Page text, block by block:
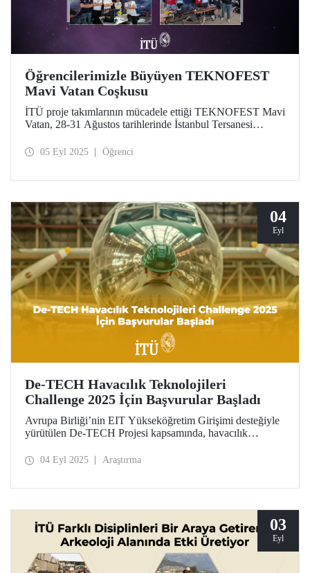
Öğrencilerimizle Büyüyen TEKNOFEST
Mavi Vatan Coşkusu
İTÜ proje takımlarının mücadele ettiği TEKNOFEST Mavi
Vatan, 28-31 Ağustos tarihlerinde İstanbul Tersanesi
Vakfı) yürütücülüğünde, Sanayi ve Teknoloji Bakanlığı ile
05 Eyl 2025 Öğrenci
04
Eyl
De-TECH Havacılık Teknolojileri
Challenge 2025 İçin Başvurular Başladı
Avrupa Birliği’nin EIT Yükseköğretim Girişimi desteğiyle
yürütülen De-TECH Projesi kapsamında, havacılık
Havacılık Teknolojileri Challenge 2025 için başvuru
04 Eyl 2025 Araştırma
03
Eyl